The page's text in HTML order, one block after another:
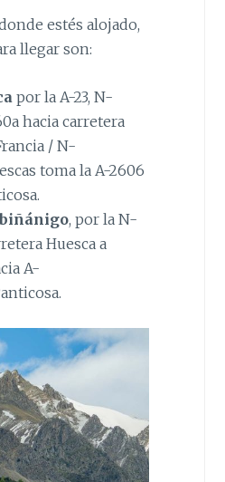
estés alojado,
llegar son:
por la A-23, N-
hacia carretera
/ N-
toma la A-2606
, por la N-
Huesca a
A-